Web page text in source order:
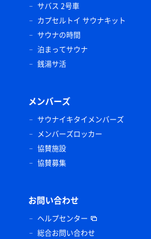
サバス 2号車
カプセルトイ サウナキット
サウナの時間
泊まってサウナ
銭湯サ活
メンバーズ
サウナイキタイメンバーズ
メンバーズロッカー
協賛施設
協賛募集
お問い合わせ
ヘルプセンター
総合お問い合わせ